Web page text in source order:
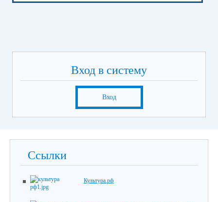
Вход в систему
Вход
Ссылки
Культура.рф